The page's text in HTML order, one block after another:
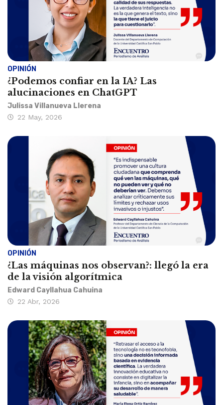
OPINIÓN
¿Podemos confiar en la IA? Las
alucinaciones en ChatGPT
Julissa Villanueva Llerena
22 May, 2026
OPINIÓN
¿Las máquinas nos observan?: llegó la era
de la visión algorítmica
Edward Cayllahua Cahuina
22 Abr, 2026